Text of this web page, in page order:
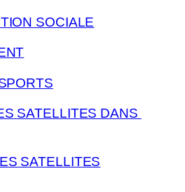
SOCIALE
SATELLITES DANS
SATELLITES